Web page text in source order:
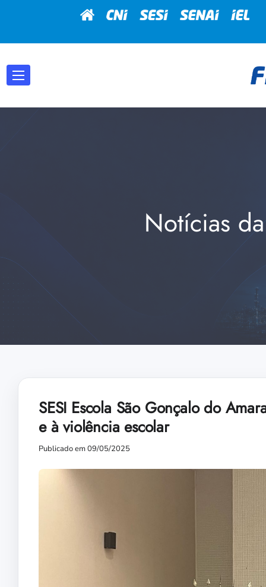
Notícias
SESI Escola São Gonçalo do
e à violência escolar
Publicado em 09/05/2025